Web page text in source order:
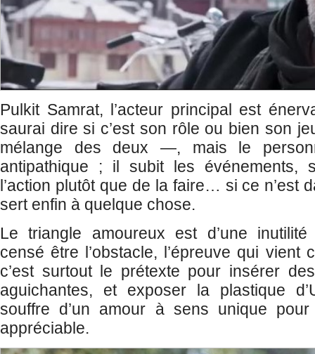
Pulkit Samrat, l’acteur principal est
saurai dire si c’est son rôle ou bien son
mélange des deux —, mais le
antipathique ; il subit les événements,
l’action plutôt que de la faire… si ce n’est
sert enfin à quelque chose.
Le triangle amoureux est d’une inutilité
censé être l’obstacle, l’épreuve qui vient
c’est surtout le prétexte pour insérer
aguichantes, et exposer la plastique
souffre d’un amour à sens unique
appréciable.